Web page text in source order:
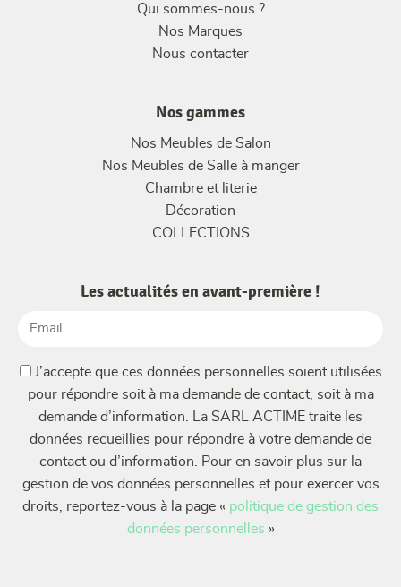
Qui sommes-nous ?
Nos Marques
Nous contacter
Nos gammes
Nos Meubles de Salon
Nos Meubles de Salle à manger
Chambre et literie
Décoration
COLLECTIONS
Les actualités en avant-première !
(Nécessaire)
J’accepte que ces données personnelles soient utilisées
pour répondre soit à ma demande de contact, soit à ma
demande d’information. La SARL ACTIME traite les
données recueillies pour répondre à votre demande de
contact ou d’information. Pour en savoir plus sur la
gestion de vos données personnelles et pour exercer vos
droits, reportez-vous à la page « politique de gestion des
données personnelles »